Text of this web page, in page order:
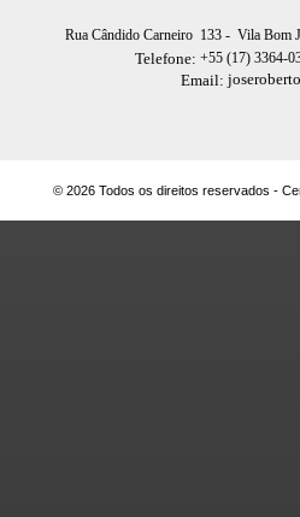
Rua Cândido Carneiro 133 - Vila Bom
Telefone: +55 (17) 3364-
Email:
© 2026 Todos os direitos reservados -